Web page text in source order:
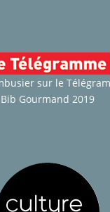
sur le
Bib Gourmand 2019